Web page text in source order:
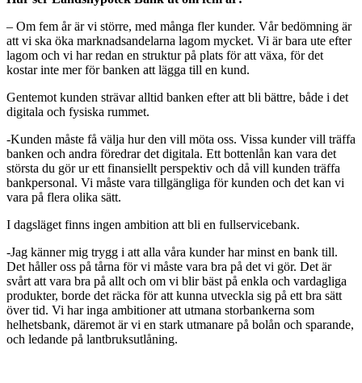
– Om fem år är vi större, med många fler kunder. Vår bedömning är
att vi ska öka marknadsandelarna lagom mycket. Vi är bara ute efter
lagom och vi har redan en struktur på plats för att växa, för det
kostar inte mer för banken att lägga till en kund.
Gentemot kunden strävar alltid banken efter att bli bättre, både i det
digitala och fysiska rummet.
-Kunden måste få välja hur den vill möta oss. Vissa kunder vill träffa
banken och andra föredrar det digitala. Ett bottenlån kan vara det
största du gör ur ett finansiellt perspektiv och då vill kunden träffa
bankpersonal. Vi måste vara tillgängliga för kunden och det kan vi
vara på flera olika sätt.
I dagsläget finns ingen ambition att bli en fullservicebank.
-Jag känner mig trygg i att alla våra kunder har minst en bank till.
Det håller oss på tårna för vi måste vara bra på det vi gör. Det är
svårt att vara bra på allt och om vi blir bäst på enkla och vardagliga
produkter, borde det räcka för att kunna utveckla sig på ett bra sätt
över tid. Vi har inga ambitioner att utmana storbankerna som
helhetsbank, däremot är vi en stark utmanare på bolån och sparande,
och ledande på lantbruksutlåning.